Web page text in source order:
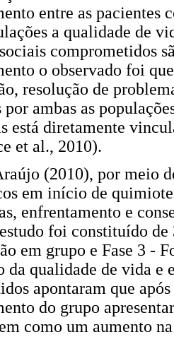
entre as pacientes
a qualidade de
comprometidos
o observado foi
resolução de
ambas as
está diretamente
et al., 2010).
(2010), por meio
em início de
enfrentamento e
foi constituído de
em grupo e Fase 3 -
da qualidade de vida e
apontaram que
do grupo
como um aumento